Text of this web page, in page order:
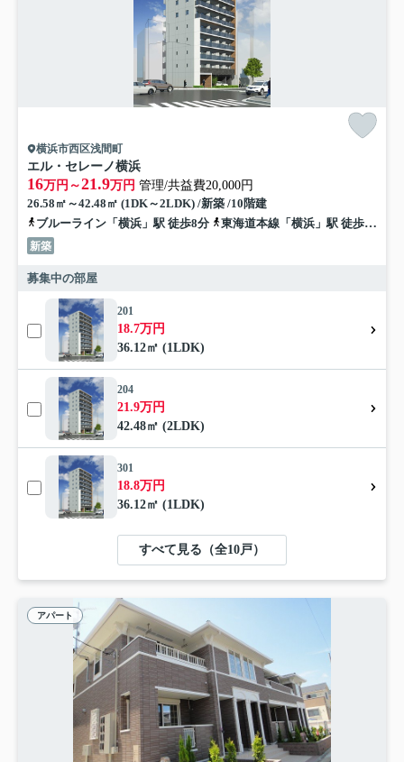
横浜市西区浅間町
エル・セレーノ横浜
16万円～21.9万円 管理/共益費20,000円
26.58㎡～42.48㎡ (1DK～2LDK) /新築 /10階建
ブルーライン「横浜」駅 徒歩8分
東海道本線「横浜」駅 徒歩10分
新築
募集中の部屋
201
18.7万円
36.12㎡ (1LDK)
204
21.9万円
42.48㎡ (2LDK)
301
18.8万円
36.12㎡ (1LDK)
すべて見る（全10戸）
アパート